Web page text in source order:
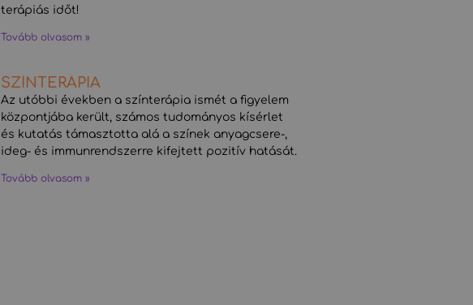
terápiás időt!
Tovább olvasom »
SZÍNTERÁPIA
Az utóbbi években a színterápia ismét a figyelem
központjába került, számos tudományos kísérlet
és kutatás támasztotta alá a színek anyagcsere-,
ideg- és immunrendszerre kifejtett pozitív hatását.
Tovább olvasom »